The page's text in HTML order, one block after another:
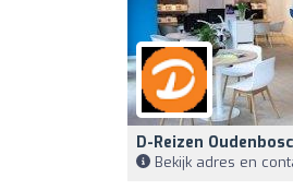
D-Reizen
Bekijk adres en